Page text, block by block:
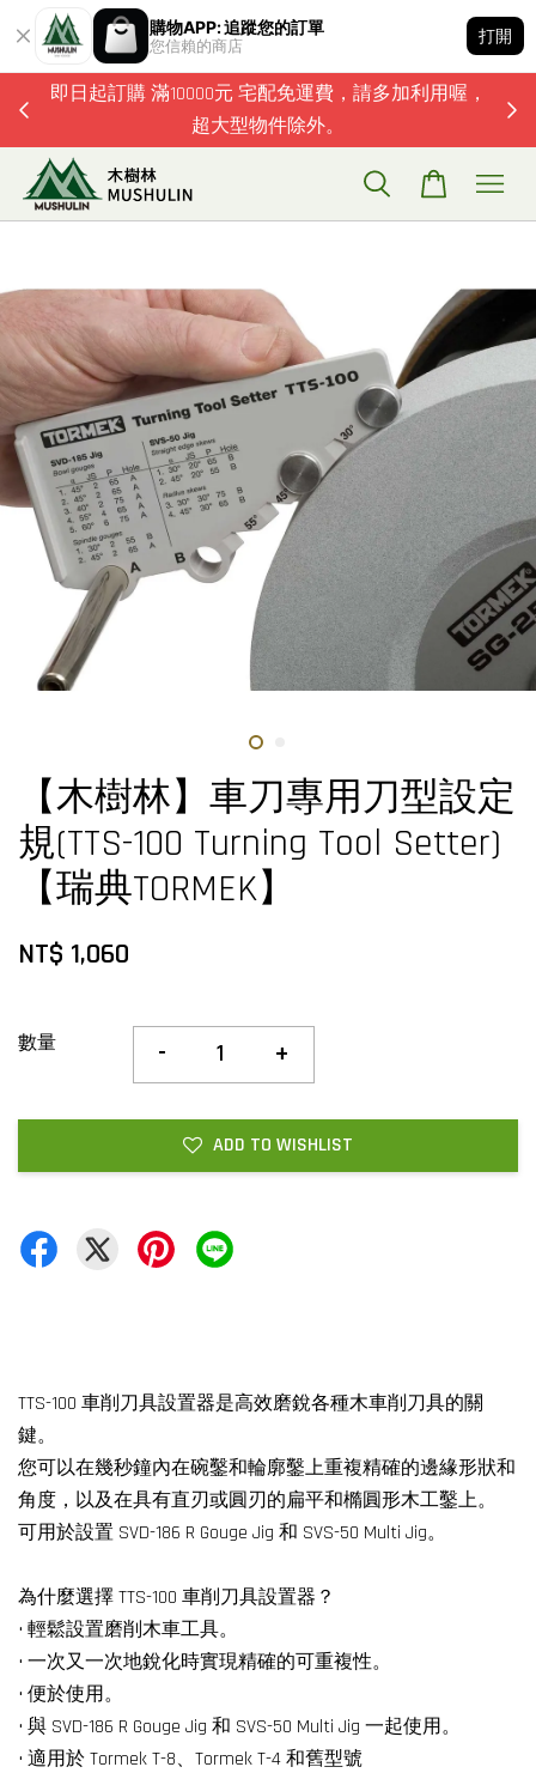
購物APP: 追蹤您的訂單
您信賴的商店
打開
即日起訂購 滿10000元 宅配免運費，請多加利用喔，
超大型物件除外。
【木樹林】車刀專用刀型設定
規(TTS-100 Turning Tool Setter)
【瑞典TORMEK】
NT$ 1,060
數量 - +
ADD TO WISHLIST
TTS-100 車削刀具設置器是高效磨銳各種木車削刀具的關
鍵。
您可以在幾秒鐘內在碗鑿和輪廓鑿上重複精確的邊緣形狀和
角度，以及在具有直刃或圓刃的扁平和橢圓形木工鑿上。
可用於設置 SVD-186 R Gouge Jig 和 SVS-50 Multi Jig。
為什麼選擇 TTS-100 車削刀具設置器？
• 輕鬆設置磨削木車工具。
• 一次又一次地銳化時實現精確的可重複性。
• 便於使用。
• 與 SVD-186 R Gouge Jig 和 SVS-50 Multi Jig 一起使用。
• 適用於 Tormek T-8、Tormek T-4 和舊型號